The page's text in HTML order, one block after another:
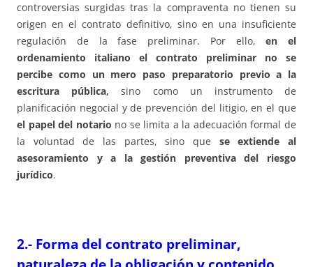
controversias surgidas tras la compraventa no tienen su
origen en el contrato definitivo, sino en una insuficiente
regulación de la fase preliminar. Por ello,en el
ordenamiento italiano el contrato preliminar no se
percibe como un mero paso preparatorio previo a la
escritura pública,sino como un instrumento de
planificación negocial y de prevención del litigio, en el que
el papel del notario no se limita a la adecuación formal de
la voluntad de las partes, sino que se extiende al
asesoramiento y a la gestión preventiva del riesgo
jurídico.
2.- Forma del contrato preliminar,